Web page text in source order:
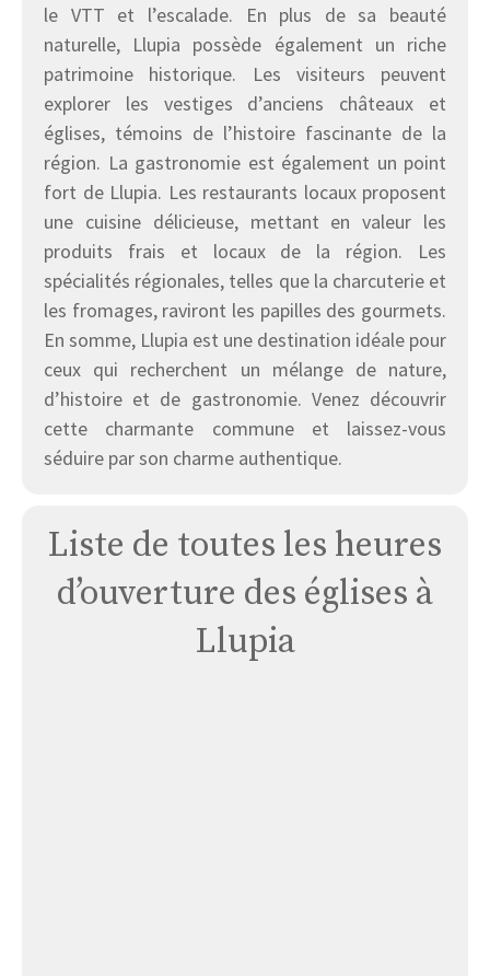
le VTT et l’escalade. En plus de sa beauté
naturelle, Llupia possède également un riche
patrimoine historique. Les visiteurs peuvent
explorer les vestiges d’anciens châteaux et
églises, témoins de l’histoire fascinante de la
région. La gastronomie est également un point
fort de Llupia. Les restaurants locaux proposent
une cuisine délicieuse, mettant en valeur les
produits frais et locaux de la région. Les
spécialités régionales, telles que la charcuterie et
les fromages, raviront les papilles des gourmets.
En somme, Llupia est une destination idéale pour
ceux qui recherchent un mélange de nature,
d’histoire et de gastronomie. Venez découvrir
cette charmante commune et laissez-vous
séduire par son charme authentique.
Liste de toutes les heures
d’ouverture des églises à
Llupia